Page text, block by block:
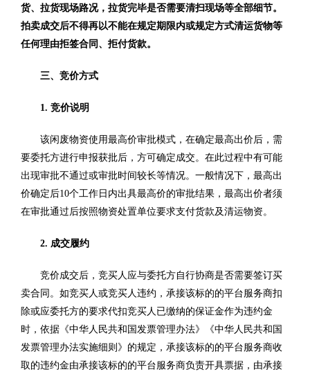
货、拉货现场路况，拉货完毕是否需要清扫现场等全部细节。
拍卖成交后不得再以不能在规定期限内或规定方式清运货物等
任何理由拒签合同、拒付货款。
三、竞价方式
1. 竞价说明
该闲废物资使用最高价审批模式，在确定最高出价后，需
要委托方进行申报获批后，方可确定成交。在此过程中有可能
出现审批不通过或审批时间较长等情况。一般情况下，最高出
价确定后10个工作日内出具最高价的审批结果，最高出价者须
在审批通过后按照物资处置单位要求支付货款及清运物资。
2. 成交履约
竞价成交后，竞买人应与委托方自行协商是否需要签订买
卖合同。如竞买人或竞买人违约，承接该标的的平台服务商扣
除或应委托方的要求代扣竞买人已缴纳的保证金作为违约金
时，依据《中华人民共和国发票管理办法》《中华人民共和国
发票管理办法实施细则》的规定，承接该标的的平台服务商收
取的违约金由承接该标的的平台服务商负责开具票据，由承接